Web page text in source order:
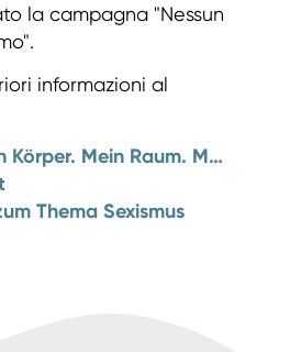
la campagna "Nessun
informazioni al
Mein Raum. Mein Recht.
Thema Sexismus